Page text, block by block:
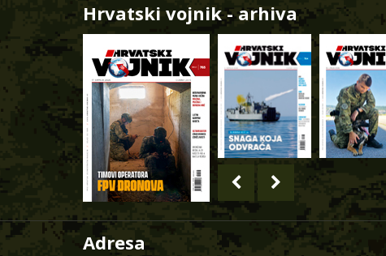
Hrvatski vojnik - arhiva
Adresa